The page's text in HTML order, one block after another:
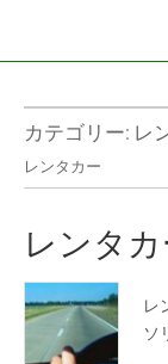
旅
行
英
会
話
カテゴリー: レ
レンタカー
レンタ
レ
ソ